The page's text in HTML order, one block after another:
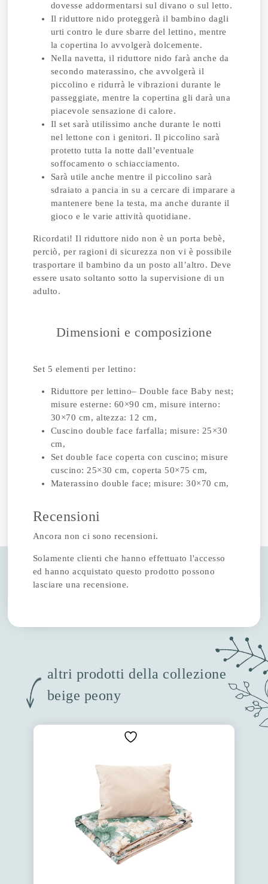
dovesse addormentarsi sul divano o sul letto.
Il riduttore nido proteggerà il bambino dagli
urti contro le dure sbarre del lettino, mentre
la copertina lo avvolgerà dolcemente.
Nella navetta, il riduttore nido farà anche da
secondo materassino, che avvolgerà il
piccolino e ridurrà le vibrazioni durante le
passeggiate, mentre la copertina gli darà una
piacevole sensazione di calore.
Il set sarà utilissimo anche durante le notti
nel lettone con i genitori. Il piccolino sarà
protetto tutta la notte dall’eventuale
soffocamento o schiacciamento.
Sarà utile anche mentre il piccolino sarà
sdraiato a pancia in su a cercare di imparare a
mantenere bene la testa, ma anche durante il
gioco e le varie attività quotidiane.
Ricordati! Il riduttore nido non è un porta bebè,
perciò, per ragioni di sicurezza non vi è possibile
trasportare il bambino da un posto all’altro. Deve
essere usato soltanto sotto la supervisione di un
adulto.
Dimensioni e composizione
Set 5 elementi per lettino:
Riduttore per lettino– Double face Baby nest;
misure esterne: 60×90 cm, misure interno:
30×70 cm, altezza: 12 cm,
Cuscino double face farfalla; misure: 25×30
cm,
Set double face coperta con cuscino; misure
cuscino: 25×30 cm, coperta 50×75 cm,
Materassino double face; misure: 30×70 cm,
Recensioni
Ancora non ci sono recensioni.
Solamente clienti che hanno effettuato l'accesso
ed hanno acquistato questo prodotto possono
lasciare una recensione.
altri prodotti della collezione
beige peony